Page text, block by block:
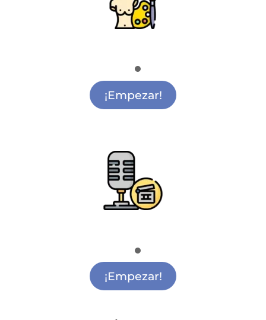
Actividades de Pintura Infantil Getafe
¡Empezar!
Academia de Cine Getafe
¡Empezar!